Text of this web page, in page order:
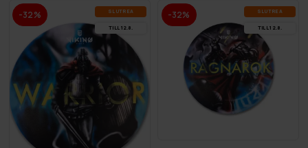
-32% SLUT­REA
TILL 12.8.
-32% SLUT­REA
TILL 12.8.